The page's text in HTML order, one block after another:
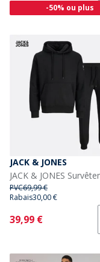
-50% ou plus
JACK & JONES
PVC69,99 €
Rabais30,00 €
Current
39,99 €